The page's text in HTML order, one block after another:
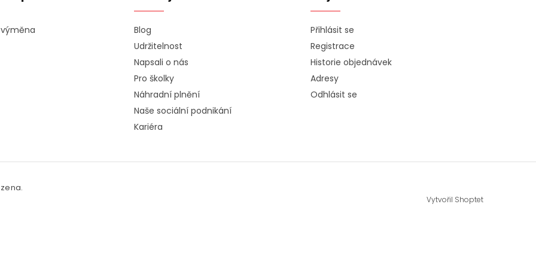
Blog
Udržitelnost
Napsali o nás
Pro školky
Náhradní plnění
Naše sociální podnikání
Kariéra
Přihlásit se
Registrace
Historie objednávek
Adresy
Odhlásit se
Vytvořil Shoptet